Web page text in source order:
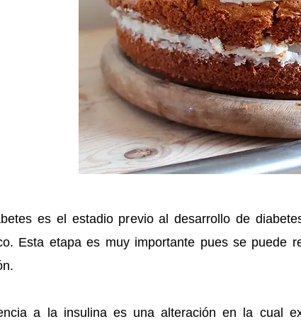
es el estadio previo al desarrollo de
Esta etapa es muy importante pues se puede
a la insulina es una alteración en la cual